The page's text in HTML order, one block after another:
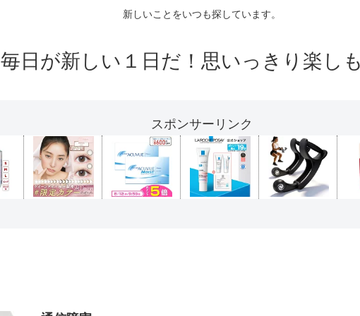
新しいことをいつも探しています。
毎日が新しい１日だ！思いっきり楽し
スポンサーリンク